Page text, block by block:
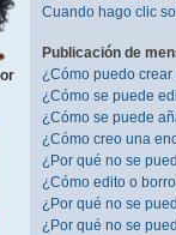
Cuando hago clic
Publicación de
¿Cómo puedo
¿Cómo se puede
¿Cómo se puede
¿Cómo creo una
¿Por qué no se
¿Cómo edito o
¿Por qué no se
¿Por qué no se